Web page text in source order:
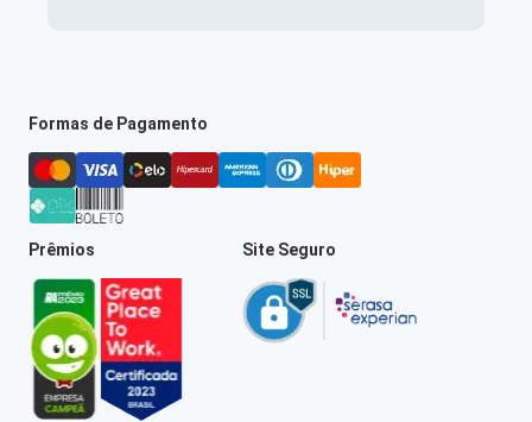
Formas de Pagamento
Prêmios Site Seguro